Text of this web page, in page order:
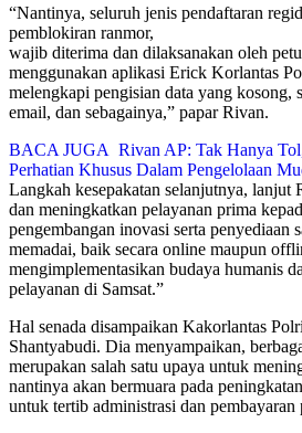
“Nantinya, seluruh jenis pendaftaran
pemblokiran ranmor,
wajib diterima dan dilaksanakan oleh
menggunakan aplikasi Erick Korlantas
melengkapi pengisian data yang kosong,
email, dan sebagainya,” papar Rivan.
BACA JUGA Rivan AP: Tak Hanya
Perhatian Khusus Dalam Pengelolaan
Langkah kesepakatan selanjutnya, lanjut
dan meningkatkan pelayanan prima
pengembangan inovasi serta penyediaan
memadai, baik secara online maupun
mengimplementasikan budaya humanis
pelayanan di Samsat.”
Hal senada disampaikan Kakorlantas
Shantyabudi. Dia menyampaikan,
merupakan salah satu upaya untuk
nantinya akan bermuara pada
untuk tertib administrasi dan pembayaran